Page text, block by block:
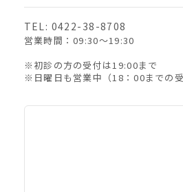
TEL: 0422-38-8708
営業時間：09:30〜19:30
※初診の方の受付は19:00まで
※日曜日も営業中（18：00までの受